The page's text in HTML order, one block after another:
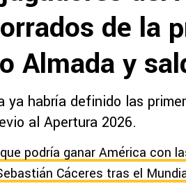
de la
Almada y
ya habría definido las
al Apertura 2026.
podría ganar América con
Cáceres tras el